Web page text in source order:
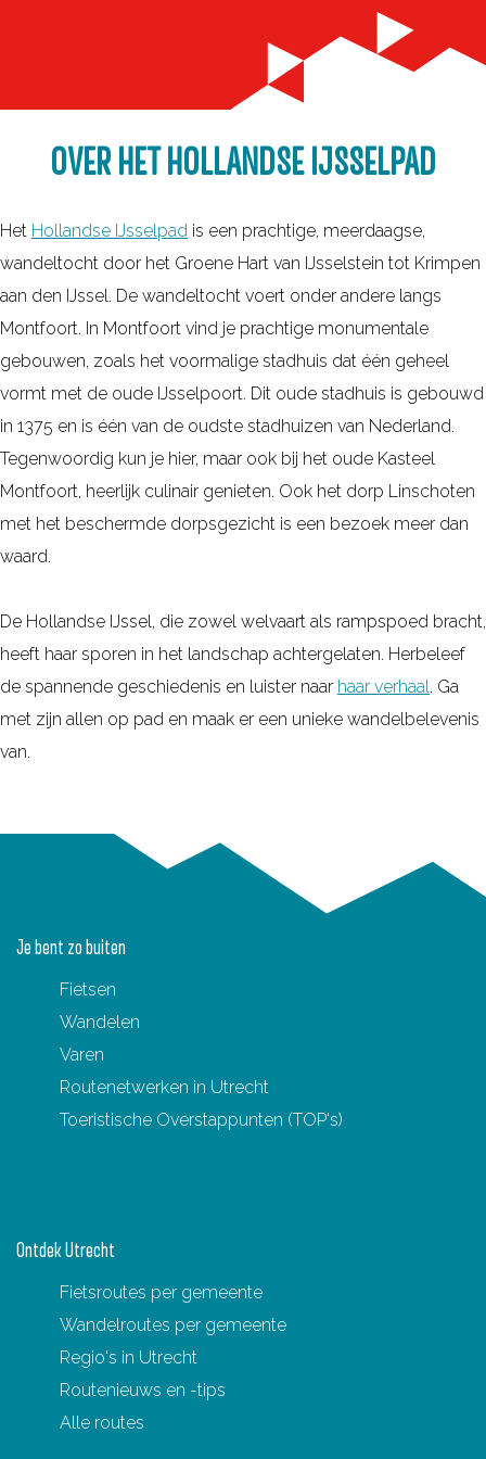
OVER HET HOLLANDSE IJSSELPAD
Het Hollandse IJsselpad is een prachtige, meerdaagse,
wandeltocht door het Groene Hart van IJsselstein tot Krimpen
aan den IJssel. De wandeltocht voert onder andere langs
Montfoort. In Montfoort vind je prachtige monumentale
gebouwen, zoals het voormalige stadhuis dat één geheel
vormt met de oude IJsselpoort. Dit oude stadhuis is gebouwd
in 1375 en is één van de oudste stadhuizen van Nederland.
Tegenwoordig kun je hier, maar ook bij het oude Kasteel
Montfoort, heerlijk culinair genieten. Ook het dorp Linschoten
met het beschermde dorpsgezicht is een bezoek meer dan
waard.
De Hollandse IJssel, die zowel welvaart als rampspoed bracht,
heeft haar sporen in het landschap achtergelaten. Herbeleef
de spannende geschiedenis en luister naar haar verhaal. Ga
met zijn allen op pad en maak er een unieke wandelbelevenis
van.
Je bent zo buiten
Fietsen
Wandelen
Varen
Routenetwerken in Utrecht
Toeristische Overstappunten (TOP's)
Ontdek Utrecht
Fietsroutes per gemeente
Wandelroutes per gemeente
Regio's in Utrecht
Routenieuws en -tips
Alle routes